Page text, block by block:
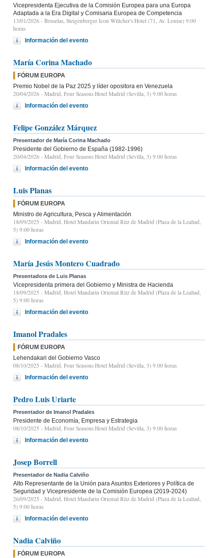
Vicepresidenta Ejecutiva de la Comisión Europea para una Europa
Adaptada a la Era Digital y Comisaria Europea de Competencia
13/01/2026 - Bruselas, Steigenberger Icon Wiltcher's Hotel (71, Av. Louise) 9:00
horas
Información del evento
María Corina Machado
FÓRUM EUROPA
Premio Nobel de la Paz 2025 y líder opositora en Venezuela
20/04/2026 - Madrid, Four Seasons Hotel Madrid (Sevilla, 3) 9.00 horas
Información del evento
Felipe González Márquez
Presentador de María Corina Machado
Presidente del Gobierno de España (1982-1996)
20/04/2026 - Madrid, Four Seasons Hotel Madrid (Sevilla, 3) 9.00 horas
Información del evento
Luis Planas
FÓRUM EUROPA
Ministro de Agricultura, Pesca y Alimentación
18/09/2025 - Madrid, Hotel Mandarin Oriental Ritz de Madrid (Plaza de la Lealtad,
5) 9:00 horas
Información del evento
María Jesús Montero Cuadrado
Presentadora de Luis Planas
Vicepresidenta primera del Gobierno y Ministra de Hacienda
18/09/2025 - Madrid, Hotel Mandarin Oriental Ritz de Madrid (Plaza de la Lealtad,
5) 9:00 horas
Información del evento
Imanol Pradales
FÓRUM EUROPA
Lehendakari del Gobierno Vasco
08/10/2025 - Madrid, Four Seasons Hotel Madrid (Sevilla, 3) 9.00 horas
Información del evento
Pedro Luis Uriarte
Presentador de Imanol Pradales
Presidente de Economía, Empresa y Estrategia
08/10/2025 - Madrid, Four Seasons Hotel Madrid (Sevilla, 3) 9.00 horas
Información del evento
Josep Borrell
Presentador de Nadia Calviño
Alto Representante de la Unión para Asuntos Exteriores y Política de
Seguridad y Vicepresidente de la Comisión Europea (2019-2024)
26/09/2025 - Madrid, Hotel Mandarin Oriental Ritz de Madrid (Plaza de la Lealtad,
5) 9:00 horas
Información del evento
Nadia Calviño
FÓRUM EUROPA